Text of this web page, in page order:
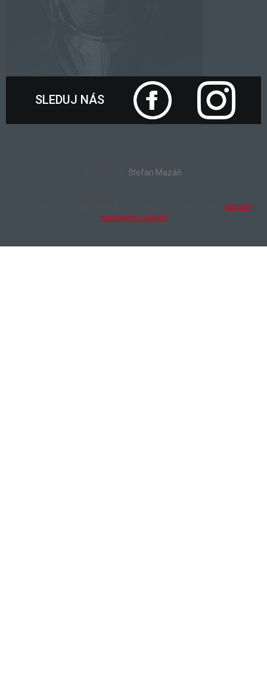
SLEDUJ NÁS
Štefan Mazáň
Upravit
nastavení cookies